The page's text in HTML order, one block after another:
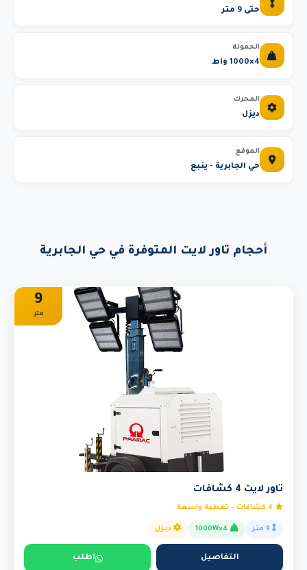
حتى 9 متر
الحمولة
4×1000 واط
المحرك
ديزل
الموقع
حي الجابرية - ينبع
أحجام تاور لايت المتوفرة في حي الجابرية
9
متر
تاور لايت 4 كشافات
ديزل
التفاصيل اطلب